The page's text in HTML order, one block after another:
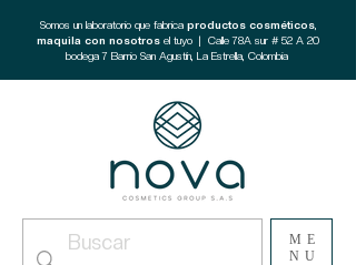
ME
NU
Somos un laboratorio que fabrica productos cosméticos,
maquila con nosotros el tuyo | Calle 78A sur # 52 A 20
bodega 7 Barrio San Agustín, La Estrella, Colombia